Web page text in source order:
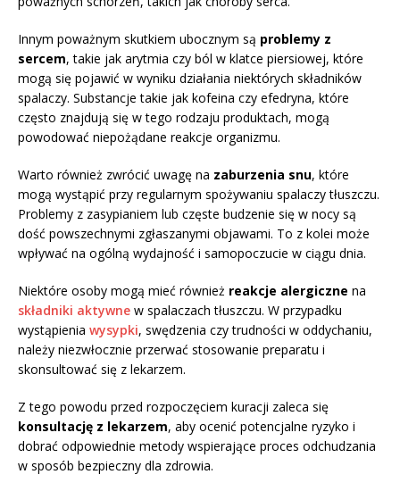
Innym poważnym skutkiem ubocznym są problemy z
sercem, takie jak arytmia czy ból w klatce piersiowej, które
mogą się pojawić w wyniku działania niektórych składników
spalaczy. Substancje takie jak kofeina czy efedryna, które
często znajdują się w tego rodzaju produktach, mogą
powodować niepożądane reakcje organizmu.
Warto również zwrócić uwagę na zaburzenia snu, które
mogą wystąpić przy regularnym spożywaniu spalaczy tłuszczu.
Problemy z zasypianiem lub częste budzenie się w nocy są
dość powszechnymi zgłaszanymi objawami. To z kolei może
wpływać na ogólną wydajność i samopoczucie w ciągu dnia.
Niektóre osoby mogą mieć również reakcje alergiczne na
składniki aktywne w spalaczach tłuszczu. W przypadku
wystąpienia wysypki, swędzenia czy trudności w oddychaniu,
należy niezwłocznie przerwać stosowanie preparatu i
skonsultować się z lekarzem.
Z tego powodu przed rozpoczęciem kuracji zaleca się
konsultację z lekarzem, aby ocenić potencjalne ryzyko i
dobrać odpowiednie metody wspierające proces odchudzania
w sposób bezpieczny dla zdrowia.